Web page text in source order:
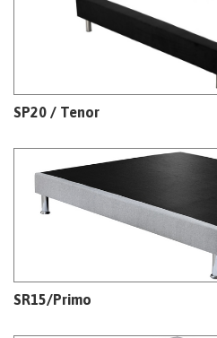
SP20 / Tenor
SR15/Primo